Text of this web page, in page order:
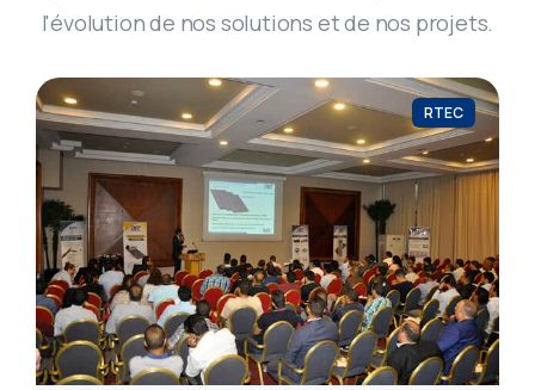
l'évolution de nos solutions et de nos projets.
RTEC